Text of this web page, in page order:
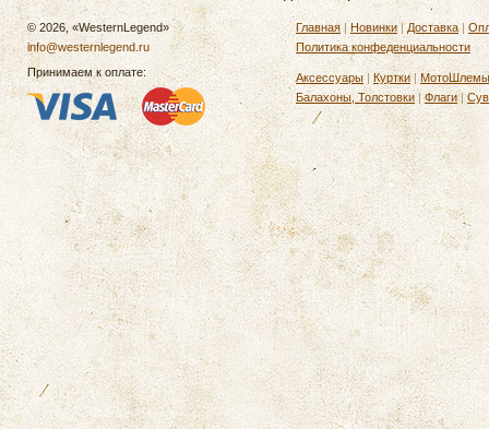
© 2026, «WesternLegend»
info@westernlegend.ru
Принимаем к оплате:
Главная | Новинки | Доставка |
Политика конфеденциальности
Аксессуары| Куртки|МотоШлемы
Балахоны, Толстовки | Флаги|